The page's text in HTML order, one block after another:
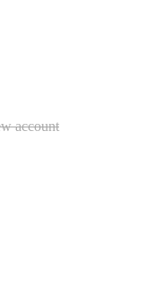
account